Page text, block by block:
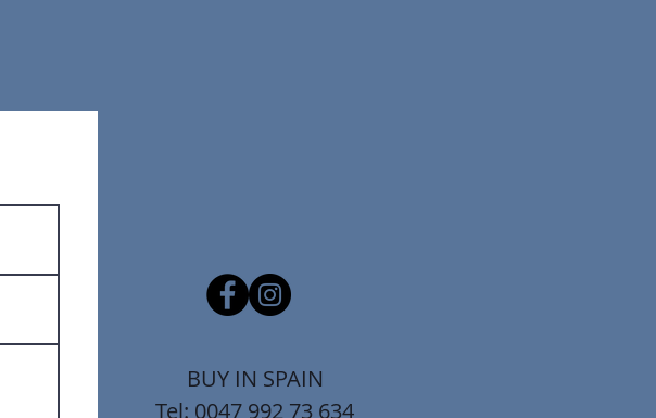
BUY IN SPAIN
Tel: 0047 992 73 634